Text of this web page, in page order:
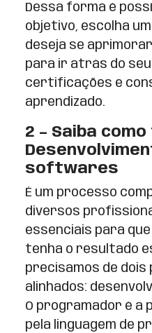
Dessa forma é
objetivo, escolha
deseja se
para ir atrás do
certificações e
aprendizado.
2 – Saiba
softwares
É um processo
diversos
essenciais para
tenha o resultado
precisamos de
alinhados:
O programador é a
pela linguagem de